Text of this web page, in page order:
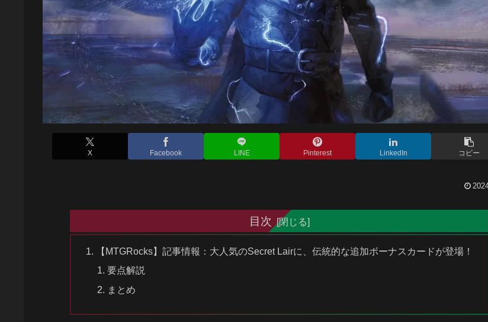
X Facebook LINE Pinterest LinkedIn コピー
目次
【MTGRocks】記事情報：大人気のSecret Lairに、伝統的な追加ボーナスカードが登場！
要点解説
まとめ